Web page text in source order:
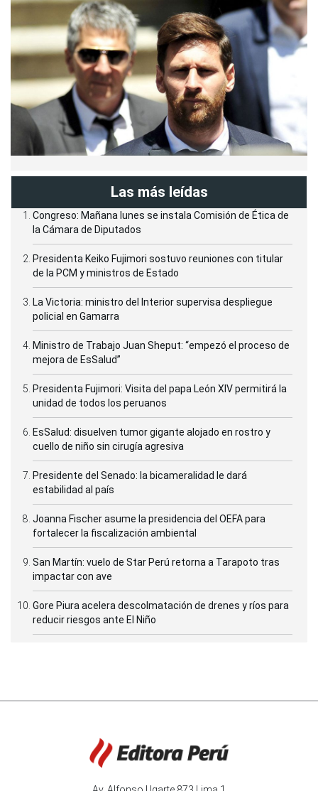
Las más leídas
Congreso: Mañana lunes se instala Comisión de Ética de
la Cámara de Diputados
Presidenta Keiko Fujimori sostuvo reuniones con titular
de la PCM y ministros de Estado
La Victoria: ministro del Interior supervisa despliegue
policial en Gamarra
Ministro de Trabajo Juan Sheput: “empezó el proceso de
mejora de EsSalud”
Presidenta Fujimori: Visita del papa León XIV permitirá la
unidad de todos los peruanos
EsSalud: disuelven tumor gigante alojado en rostro y
cuello de niño sin cirugía agresiva
Presidente del Senado: la bicameralidad le dará
estabilidad al país
Joanna Fischer asume la presidencia del OEFA para
fortalecer la fiscalización ambiental
San Martín: vuelo de Star Perú retorna a Tarapoto tras
impactar con ave
Gore Piura acelera descolmatación de drenes y ríos para
reducir riesgos ante El Niño